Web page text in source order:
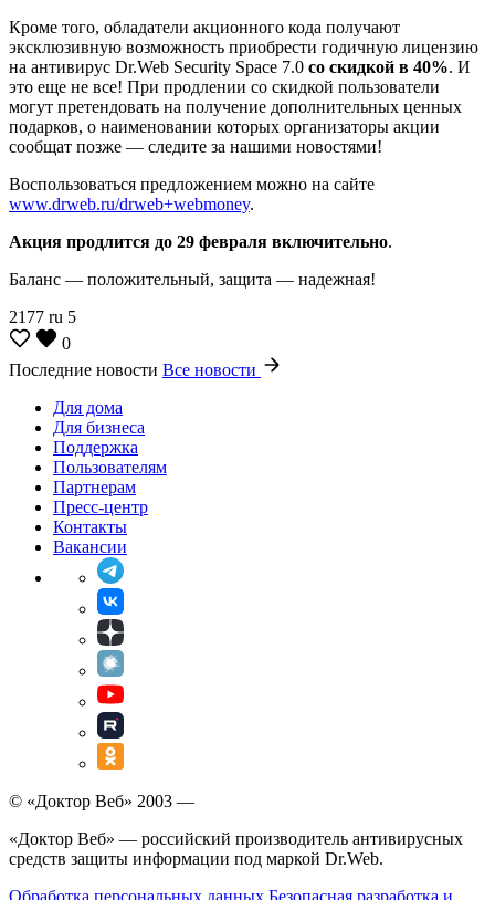
Кроме того, обладатели акционного кода получают
эксклюзивную возможность приобрести годичную лицензию
на антивирус Dr.Web Security Space 7.0 со скидкой в 40%. И
это еще не все! При продлении со скидкой пользователи
могут претендовать на получение дополнительных ценных
подарков, о наименовании которых организаторы акции
сообщат позже — следите за нашими новостями!
Воспользоваться предложением можно на сайте
www.drweb.ru/drweb+webmoney.
Акция продлится до 29 февраля включительно.
Баланс — положительный, защита — надежная!
2177 ru 5
0
Последние новости Все новости
Для дома
Для бизнеса
Поддержка
Пользователям
Партнерам
Пресс-центр
Контакты
Вакансии
© «Доктор Веб» 2003 —
«Доктор Веб» — российский производитель антивирусных
средств защиты информации под маркой Dr.Web.
Обработка персональных данных Безопасная разработка и